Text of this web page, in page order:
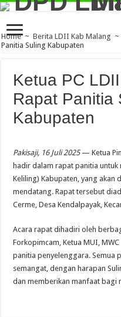
Home ~ Berita LDII Kab Malang ~
Panitia Suling Kabupaten
Ketua PC
Rapat Panitia
Kabupaten
Pakisaji, 16 Juli 2025— Ketua
hadir dalam rapat panitia untuk
Keliling) Kabupaten, yang akan
mendatang. Rapat tersebut
Cerme, Desa Kendalpayak,
Acara rapat dihadiri oleh
Forkopimcam, Ketua MUI,
panitia penyelenggara. Semua
semangat, dengan harapan
dan memberikan manfaat bagi